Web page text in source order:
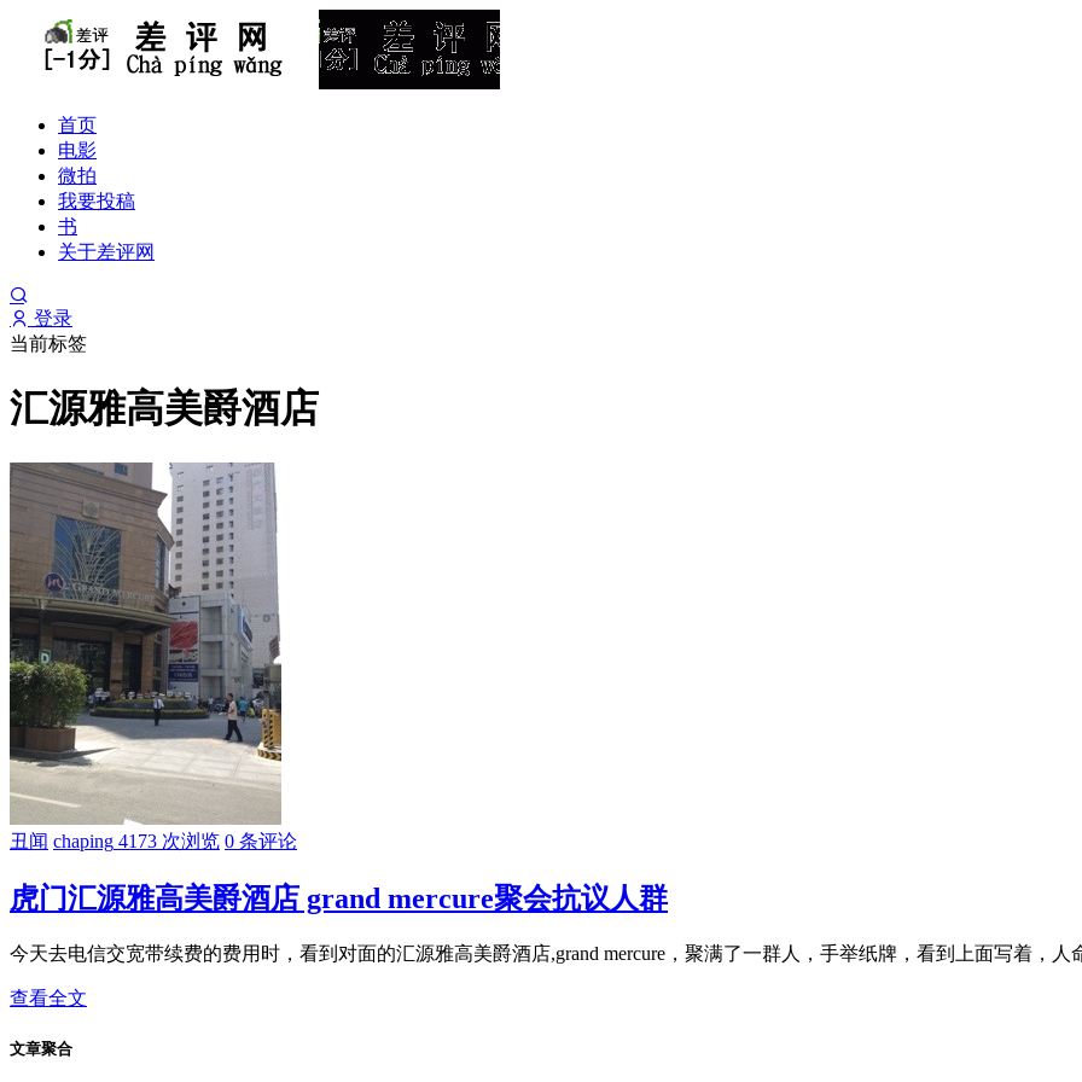
首页
电影
微拍
我要投稿
书
关于差评网
登录
当前标签
汇源雅高美爵酒店
丑闻 chaping 4173 次浏览 0 条评论
虎门汇源雅高美爵酒店 grand mercure聚会抗议人群
今天去电信交宽带续费的费用时，看到对面的汇源雅高美爵酒店,grand mercure，聚满了一群人，手举纸牌，看到上面写着，人
查看全文
文章聚合